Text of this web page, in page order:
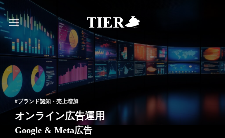
Skip
to
content
#ブランド認知・売上増加
オンライン広告運用
Google & Meta広告